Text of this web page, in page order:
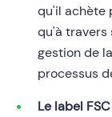
qu'il achète
qu'à travers
gestion de
processus
Le label FSC